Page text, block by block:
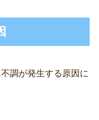
調が発生する原因に